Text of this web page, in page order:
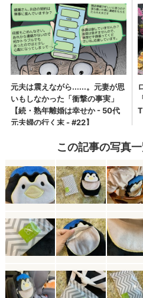
この記事の写真